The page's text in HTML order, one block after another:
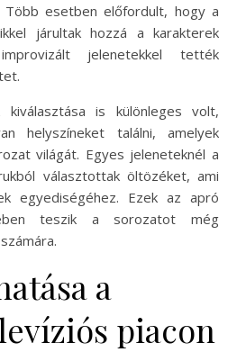
Több esetben előfordult, hogy a
járultak hozzá a karakterek
jelenetekkel tették
kiválasztása is különleges volt,
helyszíneket találni, amelyek
világát. Egyes jeleneteknél a
választottak öltözéket, ami
egyediségéhez. Ezek az apró
teszik a sorozatot még
a
piacon